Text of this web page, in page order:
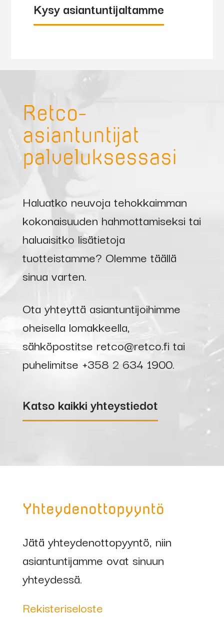
Kysy asiantuntijaltamme
Retco-
asiantuntijat
palveluksessasi
Haluatko neuvoja tehokkaimman
kokonaisuuden hahmottamiseksi tai
haluaisitko lisätietoja
tuotteistamme? Olemme täällä
sinua varten.
Ota yhteyttä asiantuntijoihimme
oheisella lomakkeella,
sähköpostitse retco@retco.fi tai
puhelimitse +358 2 634 1900.
Katso kaikki yhteystiedot
Yhteydenottopyyntö
Jätä yhteydenottopyyntö, niin
asiantuntijamme ovat sinuun
yhteydessä.
Rekisteriseloste